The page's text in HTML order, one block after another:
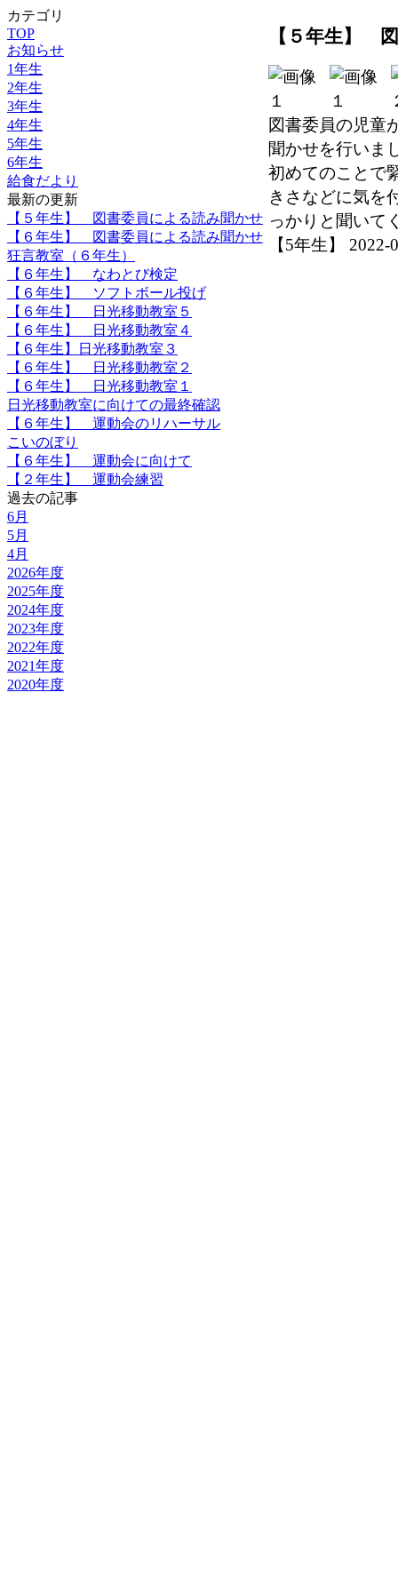
カテゴリ
TOP
お知らせ
1年生
2年生
3年生
4年生
5年生
6年生
給食だより
最新の更新
【５年生】 図書委員による読み聞かせ
【６年生】 図書委員による読み聞かせ
狂言教室（６年生）
【６年生】 なわとび検定
【６年生】 ソフトボール投げ
【６年生】 日光移動教室５
【６年生】 日光移動教室４
【６年生】日光移動教室３
【６年生】 日光移動教室２
【６年生】 日光移動教室１
日光移動教室に向けての最終確認
【６年生】 運動会のリハーサル
こいのぼり
【６年生】 運動会に向けて
【２年生】 運動会練習
過去の記事
6月
5月
4月
2026年度
2025年度
2024年度
2023年度
2022年度
2021年度
2020年度
【５年生】
図書委員の児童
聞かせを行いま
初めてのことで
きさなどに気を
っかりと聞いて
【5年生】